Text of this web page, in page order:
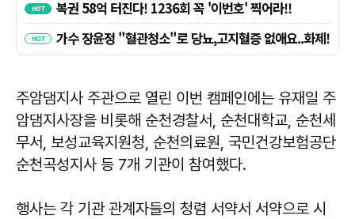
주암댐지사 주관으로 열린 이번 캠페인에는 유재일 주
암댐지사장을 비롯해 순천경찰서, 순천대학교, 순천세
무서, 보성교육지원청, 순천의료원, 국민건강보험공단
순천곡성지사 등 7개 기관이 참여했다.
행사는 각 기관 관계자들의 청렴 서약서 서약으로 시